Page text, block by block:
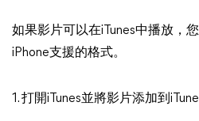
如果影片可以在iTunes中播放，
iPhone支援的格式。
1. 打開iTunes並將影片添加到